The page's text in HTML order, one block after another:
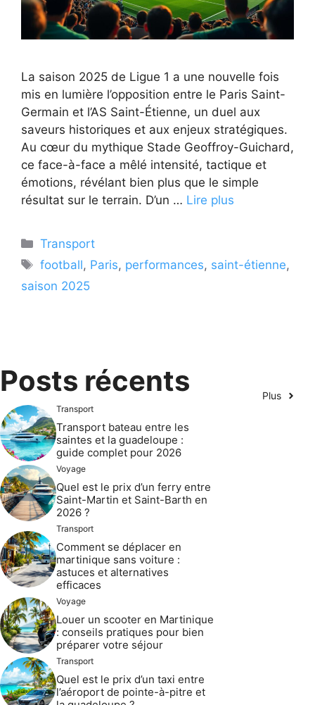
La saison 2025 de Ligue 1 a une nouvelle fois
mis en lumière l’opposition entre le Paris Saint-
Germain et l’AS Saint-Étienne, un duel aux
saveurs historiques et aux enjeux stratégiques.
Au cœur du mythique Stade Geoffroy-Guichard,
ce face-à-face a mêlé intensité, tactique et
émotions, révélant bien plus que le simple
résultat sur le terrain. D’un … Lire plus
Catégories
Transport
Étiquettes
football, Paris, performances, saint-étienne,
saison 2025
Posts récents Plus
Transport
Transport bateau entre les
saintes et la guadeloupe :
guide complet pour 2026
Voyage
Quel est le prix d’un ferry entre
Saint-Martin et Saint-Barth en
2026 ?
Transport
Comment se déplacer en
martinique sans voiture :
astuces et alternatives
efficaces
Voyage
Louer un scooter en Martinique
: conseils pratiques pour bien
préparer votre séjour
Transport
Quel est le prix d’un taxi entre
l’aéroport de pointe-à-pitre et